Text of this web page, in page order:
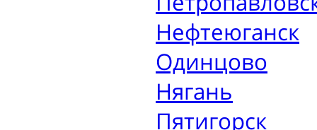
Нефтеюганск
Одинцово
Нягань
Пятигорск